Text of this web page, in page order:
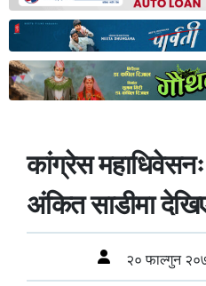
कांग्रेस
अंकित साडीमा
२० फाल्गुन